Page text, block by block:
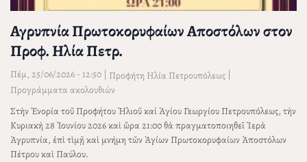
Αγρυπνία Πρωτοκορυφαίων Αποστόλων στον
Προφ. Ηλία Πετρ.
Πέμ, 25/06/2026 - 12:50 Προφήτη Ηλία Πετρουπόλεως
Προγράμματα ακολουθιών
Στὴν Ἐνορία τοῦ Προφήτου Ἠλιοῦ καἰ Ἁγίου Γεωργίου Πετρουπόλεως, τὴν
Κυριακὴ 28 Ἰουνίου 2026 καὶ ὥρα 21:00 θὰ πραγματοποιηθεῖ Ἱερὰ
Ἀγρυπνία, ἐπὶ τὶμῇ καὶ μνήμη τῶν Ἁγίων Πρωτοκορυφαίων Ἀποστόλων
Πέτρου καὶ Παύλου.